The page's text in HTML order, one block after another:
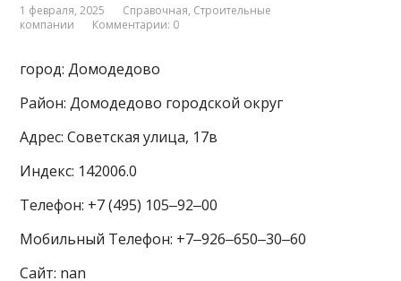
1 февраля, 2025 Справочная, Строительные
компании
Комментарии: 0
город: Домодедово
Район: Домодедово городской округ
Адрес: Советская улица, 17в
Индекс: 142006.0
Телефон: +7 (495) 105‒92‒00
Мобильный Телефон: +7‒926‒650‒30‒60
Сайт: nan